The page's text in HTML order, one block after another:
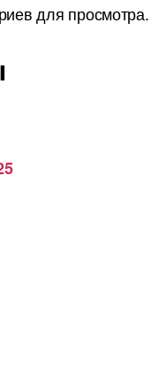
для просмотра.